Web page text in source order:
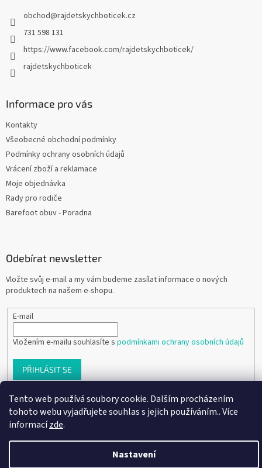
Tento web používá soubory cookie. Dalším procházením
tohoto webu vyjadřujete souhlas s jejich používáním.. Více
informacízde.
Nastavení
obchod@rajdetskychboticek.cz
731 598 131
https://www.facebook.com/rajdetskychboticek/
rajdetskychboticek
Informace pro vás
Kontakty
Všeobecné obchodní podmínky
Podmínky ochrany osobních údajů
Vrácení zboží a reklamace
Moje objednávka
Rady pro rodiče
Barefoot obuv - Poradna
Odebírat newsletter
Vložte svůj e-mail a my vám budeme zasílat informace o nových
produktech na našem e-shopu.
E-mail
Vložením e-mailu souhlasíte s podmínkami ochrany osobních údajů
PŘIHLÁSIT SE
Ráj dětských botiček. Všechna práva vyhrazena.